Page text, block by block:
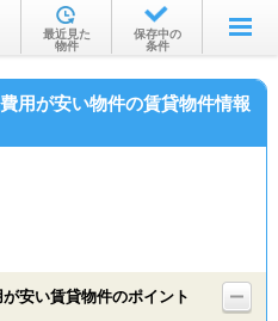
を探す
線・駅から
動産会社から
最近見た
物件
保存中の
条件
用が安い物件の賃貸物件情報
安い賃貸物件のポイント